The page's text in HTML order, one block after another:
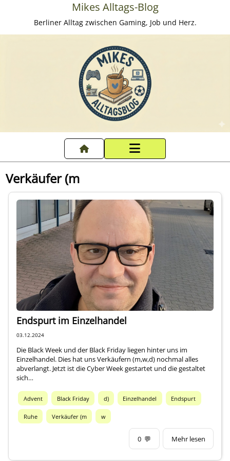
Mikes Alltags-Blog
Berliner Alltag zwischen Gaming, Job und Herz.
Startseite
Datenschutzerklärung
Impressum
Über mich
Verkäufer (m
Endspurt im Einzelhandel
03.12.2024
Die Black Week und der Black Friday liegen hinter uns im
Einzelhandel. Dies hat uns Verkäufern (m,w,d) nochmal alles
abverlangt. Jetzt ist die Cyber Week gestartet und die gestaltet
sich…
Advent Black Friday d) Einzelhandel Endspurt
Ruhe Verkäufer (m w
0 💬 Mehr lesen